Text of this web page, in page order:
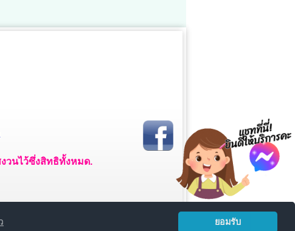
วนไว้ซึ่งสิทธิทั้งหมด.
ยอมรับ